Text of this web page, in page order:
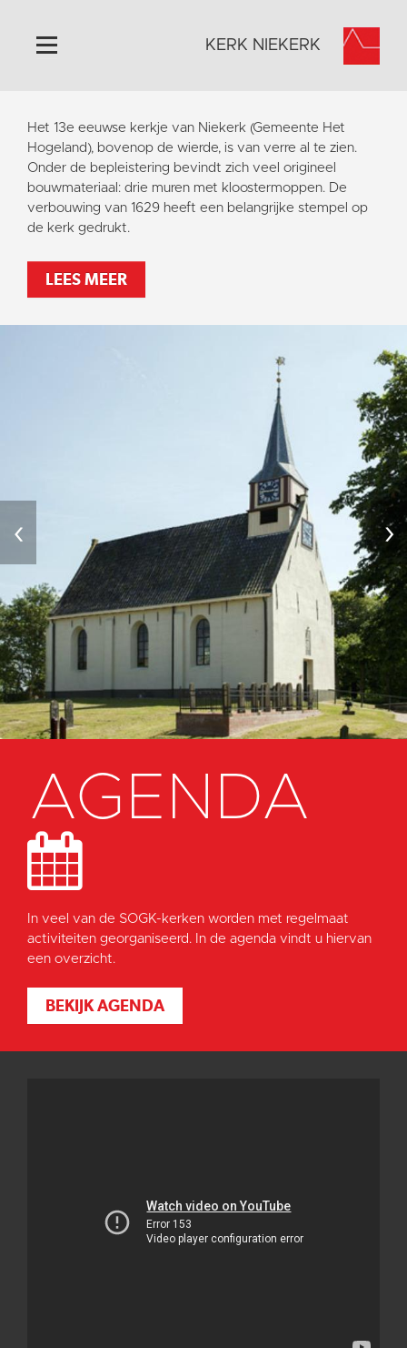
Home
Algemeen
Historie
Omgeving
Activiteiten
Steun ons
Contact
Vaktaal
KERK NIEKERK
Het 13e eeuwse kerkje van Niekerk (Gemeente Het
Hogeland), bovenop de wierde, is van verre al te zien.
Onder de bepleistering bevindt zich veel origineel
bouwmateriaal: drie muren met kloostermoppen. De
verbouwing van 1629 heeft een belangrijke stempel op
de kerk gedrukt.
LEES MEER
‹ ›
AGENDA
In veel van de SOGK-kerken worden met regelmaat
activiteiten georganiseerd. In de agenda vindt u hiervan
een overzicht.
BEKIJK AGENDA